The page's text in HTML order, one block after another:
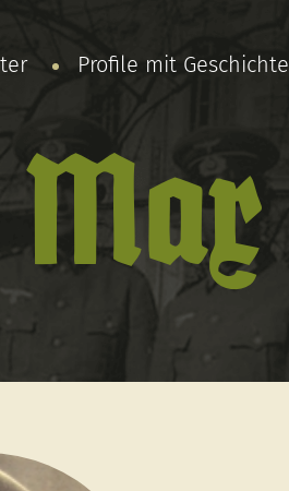
Profile mit Geschichte
Max